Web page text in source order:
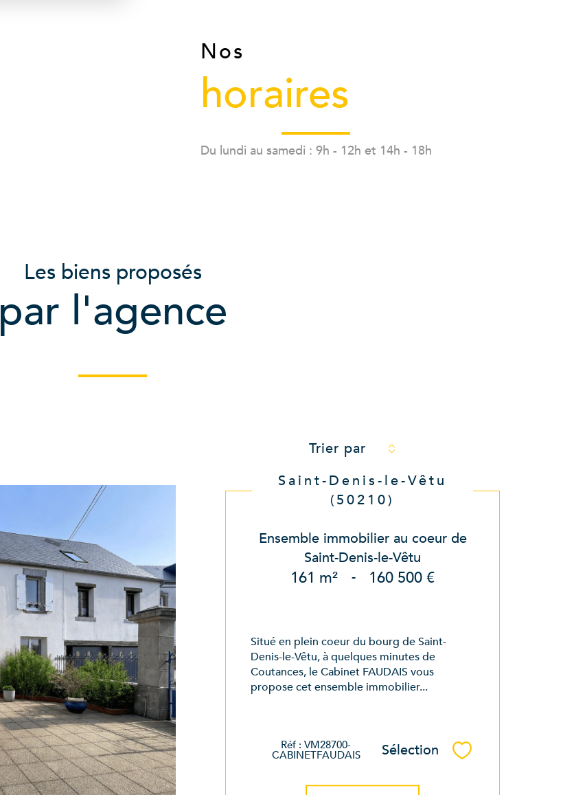
Nos
horaires
Du lundi au samedi : 9h - 12h et 14h - 18h
Les biens proposés
par l'agence
Trier par
Saint-Denis-le-Vêtu
(50210)
Ensemble immobilier au coeur de
Saint-Denis-le-Vêtu
161 m² - 160 500 €
Situé en plein coeur du bourg de Saint-
Denis-le-Vêtu, à quelques minutes de
Coutances, le Cabinet FAUDAIS vous
propose cet ensemble immobilier...
Réf : VM28700-
CABINETFAUDAIS Sélection Sélectionner